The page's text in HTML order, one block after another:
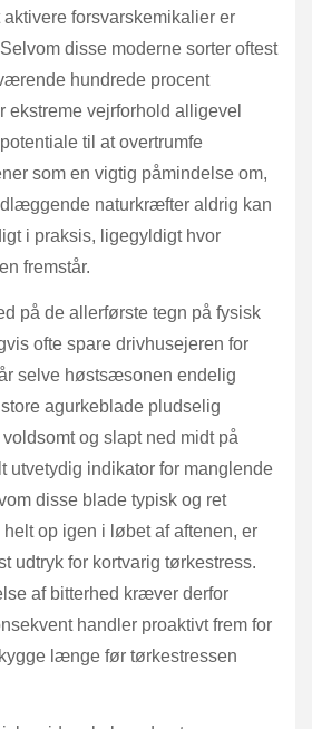
forsvarskemikalier er
disse moderne sorter oftest
hundrede procent
ekstreme vejrforhold alligevel
til at overtrumfe
som en vigtig påmindelse om,
naturkræfter aldrig kan
i praksis, ligegyldigt hvor
fremstår.
på de allerførste tegn på fysisk
ofte spare drivhusejeren for
selve høstsæsonen endelig
agurkeblade pludselig
og slapt ned midt på
utvetydig indikator for manglende
disse blade typisk og ret
op igen i løbet af aftenen, er
udtryk for kortvarig tørkestress.
af bitterhed kræver derfor
handler proaktivt frem for
længe før tørkestressen